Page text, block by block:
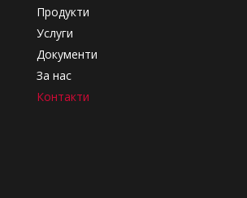
Продукти
Услуги
Документи
За нас
Контакти